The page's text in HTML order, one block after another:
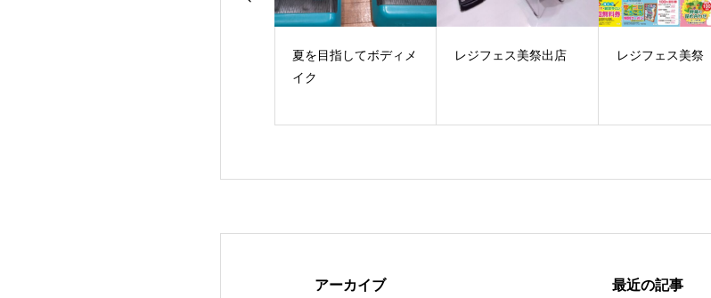
レジフェス美祭出店 レジフェス美祭 ニコスポイベント
アーカイブ 最近の記事